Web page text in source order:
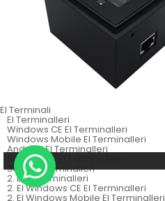
El Terminali
El Terminalleri
Windows CE El Terminalleri
Windows Mobile El Terminalleri
Android El Terminalleri
Batch Tarzı El Terminalleri
Sabit El Terminalleri
2. El El Terminalleri
2. El Windows CE El Terminalleri
2. El Windows Mobile El Terminalleri